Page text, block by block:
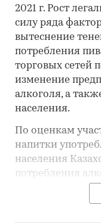
2021 г. Рост
силу ряда
вытеснение
потребления
торговых сетей
изменение
алкоголя, а
населения.
По оценкам
напитки
населения
потребления
выше, чем в